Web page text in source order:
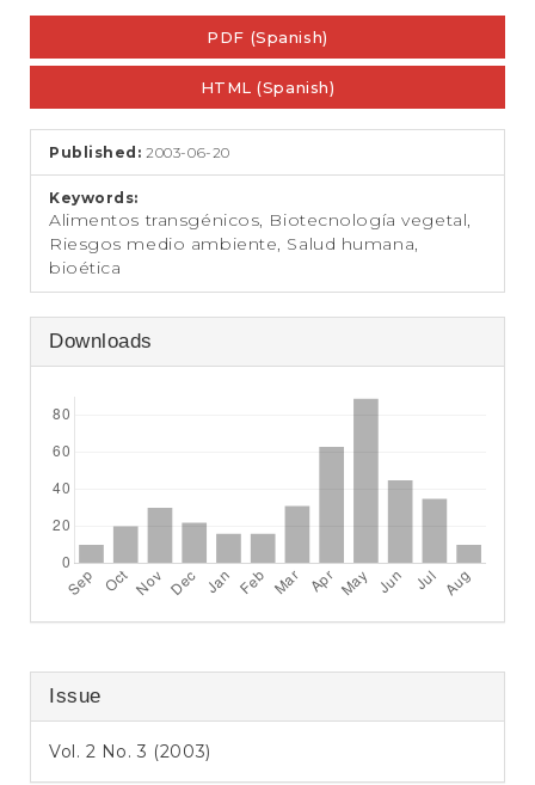
S
Article
Sidebar
PDF (Spanish)
HTML (Spanish)
Published:2003-06-20
Keywords:
Alimentos transgénicos, Biotecnología vegetal,
Riesgos medio ambiente, Salud humana,
bioética
Downloads
Issue
Vol. 2 No. 3 (2003)